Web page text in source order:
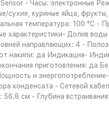
- Часы: электронные
куриные яйца,
температура: 100 °C -
Долив
направляющих: 4 -
да Индикация-
приготовления: да
и
конденсата - Сетевой
см - Глубина